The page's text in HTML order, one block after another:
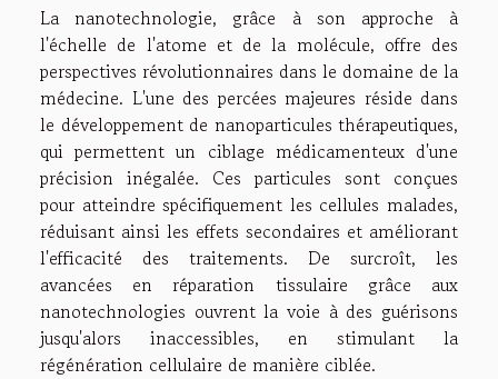
La nanotechnologie, grâce à son approche à
l'échelle de l'atome et de la molécule, offre des
perspectives révolutionnaires dans le domaine de la
médecine. L'une des percées majeures réside dans
le développement de nanoparticules thérapeutiques,
qui permettent un ciblage médicamenteux d'une
précision inégalée. Ces particules sont conçues
pour atteindre spécifiquement les cellules malades,
réduisant ainsi les effets secondaires et améliorant
l'efficacité des traitements. De surcroît, les
avancées en réparation tissulaire grâce aux
nanotechnologies ouvrent la voie à des guérisons
jusqu'alors inaccessibles, en stimulant la
régénération cellulaire de manière ciblée.